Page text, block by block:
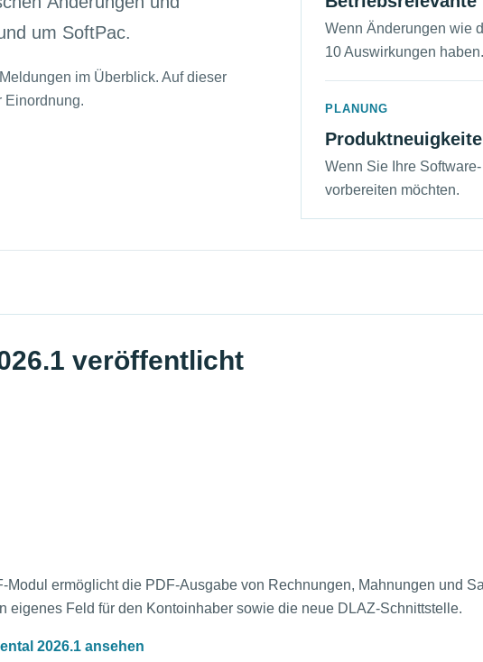
um SoftPac.
im Überblick. Auf dieser
Einordnung.
Wenn Änderungen wie
10 Auswirkungen haben.
PLANUNG
Wenn Sie Ihre
vorbereiten möchten.
veröffentlicht
Modul ermöglicht die PDF-Ausgabe von Rechnungen, Mahnungen und
eigenes Feld für den Kontoinhaber sowie die neue DLAZ-Schnittstelle.
2026.1 ansehen